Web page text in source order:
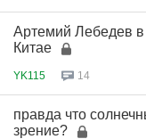
Артемий Лебедев
Китае
YK115 14
правда что
зрение?